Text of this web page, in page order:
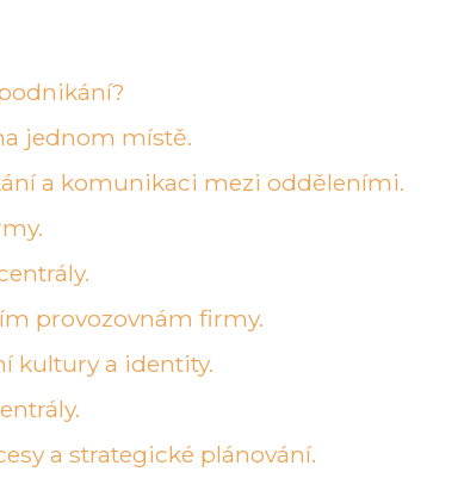
jednom místě.
a komunikaci mezi odděleními.
provozovnám firmy.
kultury a identity.
a strategické plánování.